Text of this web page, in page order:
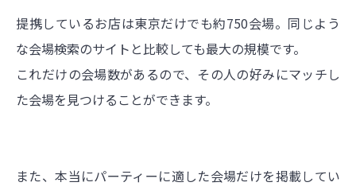
提携しているお店は東京だけでも約750会場。同じよう
な会場検索のサイトと比較しても最大の規模です。
これだけの会場数があるので、その人の好みにマッチし
た会場を見つけることができます。
また、本当にパーティーに適した会場だけを掲載してい